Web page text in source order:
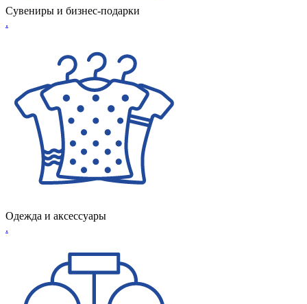
Сувениры и бизнес-подарки
.
Одежда и аксессуары
.